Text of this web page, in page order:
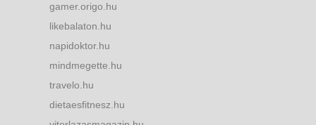
gamer.origo.hu
likebalaton.hu
napidoktor.hu
mindmegette.hu
travelo.hu
dietaesfitnesz.hu